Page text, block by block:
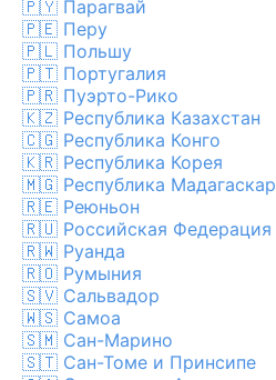
🇵🇾 Парагвай
🇵🇪 Перу
🇵🇱 Польшу
🇵🇹 Португалия
🇵🇷 Пуэрто-Рико
🇰🇿 Республика Казахстан
🇨🇬 Республика Конго
🇰🇷 Республика Корея
🇲🇬 Республика Мадагаскар
🇷🇪 Реюньон
🇷🇺 Российская Федерация
🇷🇼 Руанда
🇷🇴 Румыния
🇸🇻 Сальвадор
🇼🇸 Самоа
🇸🇲 Сан-Марино
🇸🇹 Сан-Томе и Принсипе